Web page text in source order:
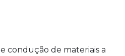
condução de materiais a